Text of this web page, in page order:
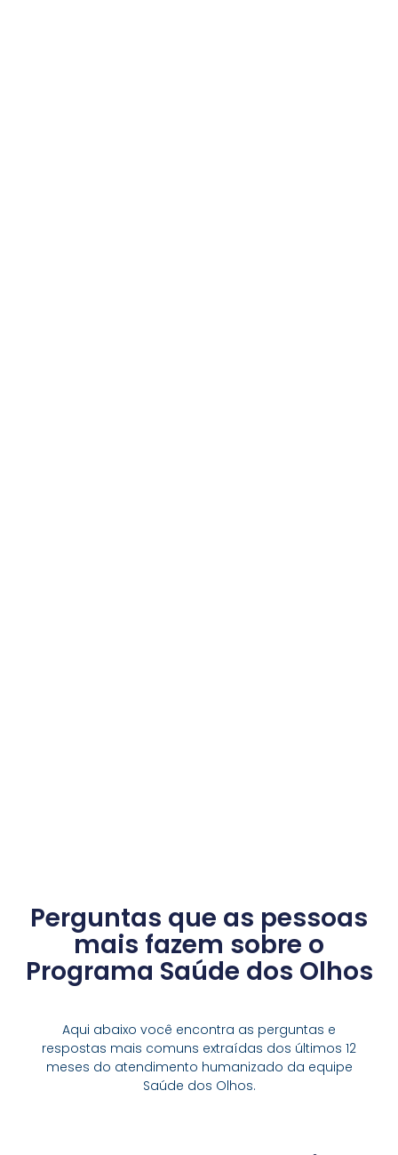
Perguntas que as pessoas
mais fazem sobre o
Programa Saúde dos Olhos
Aqui abaixo você encontra as perguntas e
respostas mais comuns extraídas dos últimos 12
meses do atendimento humanizado da equipe
Saúde dos Olhos.